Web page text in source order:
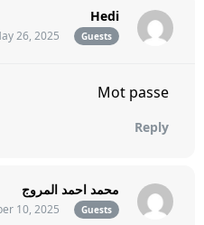
Hedi
Guests
26, 2025
Mot passe
Reply
محمد احمد المروج
Guests
10, 2025